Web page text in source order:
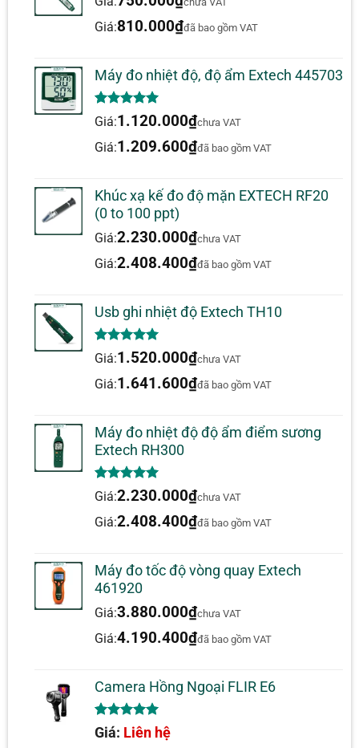
Giá:810.000₫đã bao gồm VAT
Máy đo nhiệt độ, độ ẩm Extech 445703
5.00trên 5
dựa trên
1
đánh giá
Giá:1.120.000₫chưa VAT
Giá:1.209.600₫đã bao gồm VAT
Khúc xạ kế đo độ mặn EXTECH RF20
(0 to 100 ppt)
Giá:2.230.000₫chưa VAT
Giá:2.408.400₫đã bao gồm VAT
Usb ghi nhiệt độ Extech TH10
5.00trên 5
dựa trên
1
đánh giá
Giá:1.520.000₫chưa VAT
Giá:1.641.600₫đã bao gồm VAT
Máy đo nhiệt độ độ ẩm điểm sương
Extech RH300
5.00trên 5
dựa trên
1
đánh giá
Giá:2.230.000₫chưa VAT
Giá:2.408.400₫đã bao gồm VAT
Máy đo tốc độ vòng quay Extech
461920
Giá:3.880.000₫chưa VAT
Giá:4.190.400₫đã bao gồm VAT
Camera Hồng Ngoại FLIR E6
5.00trên 5
dựa trên
1
Giá: Liên hệ